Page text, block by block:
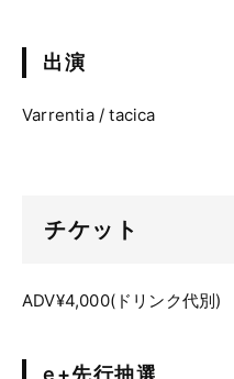
出演
Varrentia / tacica
チケット
ADV¥4,000(ドリンク代別)
e+先行抽選